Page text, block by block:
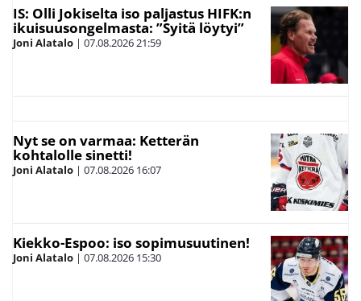
IS: Olli Jokiselta iso paljastus HIFK:n
ikuisuusongelmasta: ”Syitä löytyi”
Joni Alatalo | 07.08.202621:59
Nyt se on varmaa: Ketterän
kohtalolle sinetti!
Joni Alatalo | 07.08.2026 16:07
Kiekko-Espoo: iso sopimusuutinen!
Joni Alatalo | 07.08.2026 15:30